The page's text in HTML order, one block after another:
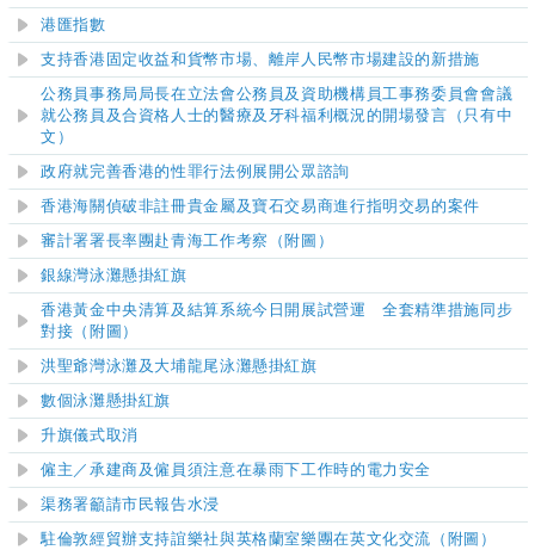
港匯指數
支持香港固定收益和貨幣市場、離岸人民幣市場建設的新措施
公務員事務局局長在立法會公務員及資助機構員工事務委員會會議
就公務員及合資格人士的醫療及牙科福利概況的開場發言（只有中
文）
政府就完善香港的性罪行法例展開公眾諮詢
香港海關偵破非註冊貴金屬及寶石交易商進行指明交易的案件
審計署署長率團赴青海工作考察（附圖）
銀線灣泳灘懸掛紅旗
香港黃金中央清算及結算系統今日開展試營運 全套精準措施同步
對接（附圖）
洪聖爺灣泳灘及大埔龍尾泳灘懸掛紅旗
數個泳灘懸掛紅旗
升旗儀式取消
僱主／承建商及僱員須注意在暴雨下工作時的電力安全
渠務署籲請市民報告水浸
駐倫敦經貿辦支持誼樂社與英格蘭室樂團在英文化交流（附圖）